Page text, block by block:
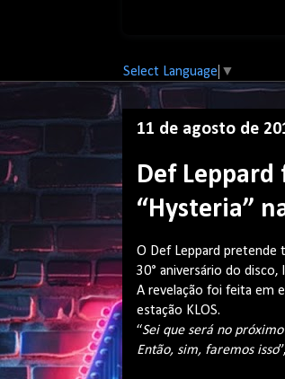
Select Language ▼
11 de agosto de
Def
“Hysteria”
O Def Leppard pretende
30° aniversário do disco,
A revelação foi feita em
estação KLOS.
“Sei que será no
Então, sim, faremos isso